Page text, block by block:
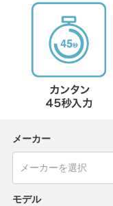
メーカー
モデル